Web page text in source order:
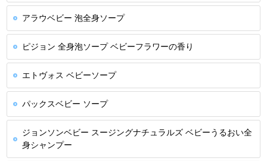
アラウベビー 泡全身ソープ
ピジョン 全身泡ソープ ベビーフラワーの香り
エトヴォス ベビーソープ
パックスベビー ソープ
ジョンソンベビー スージングナチュラルズ ベビーうるおい全
身シャンプー